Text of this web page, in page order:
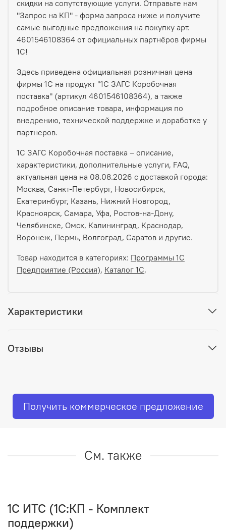
скидки на сопутствующие услуги. Отправьте нам
"Запрос на КП" - форма запроса ниже и получите
самые выгодные предложения на покупку арт.
4601546108364 от официальных партнёров фирмы
1С!
Здесь приведена официальная розничная цена
фирмы 1С на продукт "1С ЗАГС Коробочная
поставка" (артикул 4601546108364), а также
подробное описание товара, информация по
внедрению, технической поддержке и доработке у
партнеров.
1С ЗАГС Коробочная поставка – описание,
характеристики, дополнительные услуги, FAQ,
актуальная цена на 08.08.2026 с доставкой города:
Москва, Санкт-Петербург, Новосибирск,
Екатеринбург, Казань, Нижний Новгород,
Красноярск, Самара, Уфа, Ростов-на-Дону,
Челябинске, Омск, Калининград, Краснодар,
Воронеж, Пермь, Волгоград, Саратов и другие.
Товар находится в категориях: Программы 1С
Предприятие (Россия), Каталог 1С,
Характеристики
Отзывы
Получить коммерческое предложение
См. также
1C ИТС (1С:КП - Комплект
поддержки)